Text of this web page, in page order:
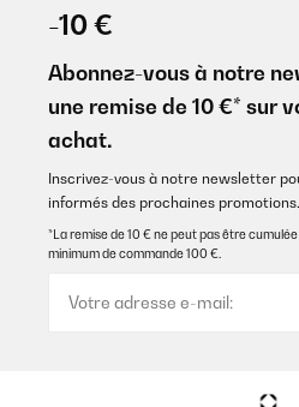
-10 €
Abonnez-vous à notre
une remise de 10 €* sur
achat.
Inscrivez-vous à notre newsletter
informés des prochaines promotions.
*La remise de 10 € ne peut pas être
minimum de commande 100 €.